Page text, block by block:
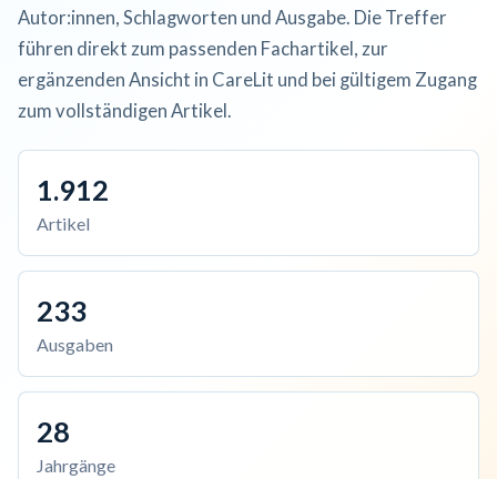
Autor:innen, Schlagworten und Ausgabe. Die Treffer
führen direkt zum passenden Fachartikel, zur
ergänzenden Ansicht in CareLit und bei gültigem Zugang
zum vollständigen Artikel.
1.912
Artikel
233
Ausgaben
28
Jahrgänge